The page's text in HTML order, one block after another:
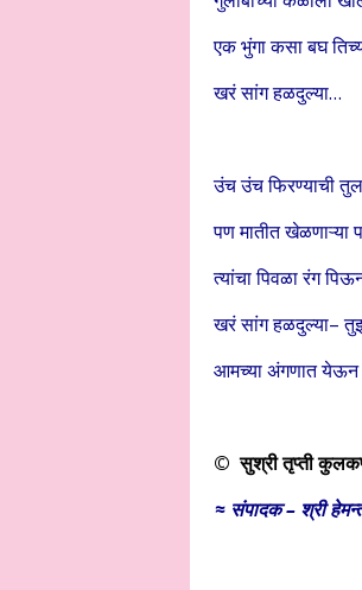
एक भुंगा कसा बघ
खरं सांग हळदुल्या…
उंच उंच फिरण्याची
पण मातीत खेळणाऱ्या
त्यांचा पिवळा रंग
खरं सांग हळदुल्या–
आमच्या अंगणात
© सुश्री तृप्ती
≈ संपादक – श्री